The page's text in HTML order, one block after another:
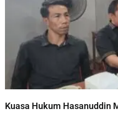
Kuasa Hukum Hasanuddin